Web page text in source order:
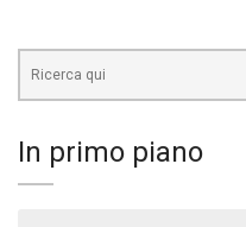
In primo piano